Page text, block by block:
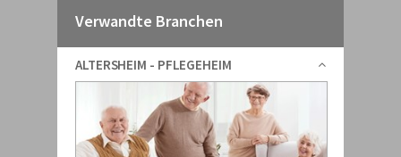
Verwandte Branchen
ALTERSHEIM - PFLEGEHEIM